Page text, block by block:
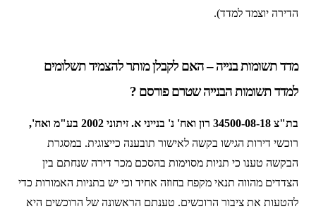
הדירה יוצמד למדד).
מדד תשומות בנייה – האם לקבלן מותר להצמיד תשלומים
למדד תשומות הבנייה שטרם פורסם ?
בת"צ 34500-08-18 רון ואח' נ' בנייני א. זיתוני 2002 בע"מ ואח',
רוכשי דירות הגישו בקשה לאישור תובענה כייצוגית. במסגרת
הבקשה טענו כי תניות מסוימות בהסכם מכר דירה שנחתם בין
הצדדים מהווה תנאי מקפח בחוזה אחיד וכי יש בתניות האמורות כדי
להטעות את ציבור הרוכשים. טענתם הראשונה של הרוכשים היא